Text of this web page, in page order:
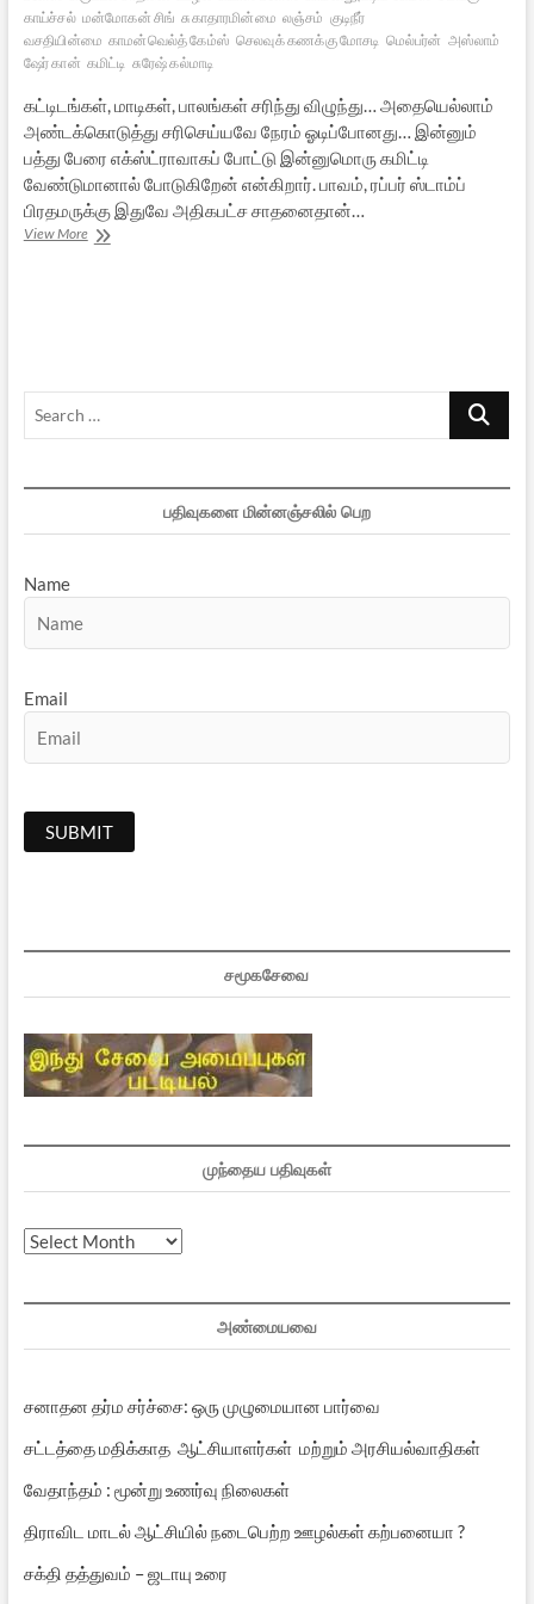
காய்ச்சல் மன்மோகன் சிங் சுகாதாரமின்மை லஞ்சம் குடிநீர்
வசதியின்மை காமன்வெல்த் கேம்ஸ் செலவுக் கணக்கு மோசடி மெல்பர்ன் அஸ்லாம்
ஷேர் கான் கமிட்டி சுரேஷ் கல்மாடி
கட்டிடங்கள், மாடிகள், பாலங்கள் சரிந்து விழுந்து… அதையெல்லாம்
அண்டக்கொடுத்து சரிசெய்யவே நேரம் ஓடிப்போனது… இன்னும்
பத்து பேரை எக்ஸ்ட்ராவாகப் போட்டு இன்னுமொரு கமிட்டி
வேண்டுமானால் போடுகிறேன் என்கிறார். பாவம், ரப்பர் ஸ்டாம்ப்
பிரதமருக்கு இதுவே அதிகபட்ச சாதனைதான்…
View Moreஎன்ன,
Search
பதிவுகளை மின்னஞ்சலில் பெற
Name
Email
சமூகசேவை
முந்தைய பதிவுகள்
முந்தைய
அண்மையவை
சனாதன தர்ம சர்ச்சை: ஒரு முழுமையான பார்வை
சட்டத்தை மதிக்காத ஆட்சியாளர்கள் மற்றும் அரசியல்வாதிகள்
வேதாந்தம் : மூன்று உணர்வு நிலைகள்
திராவிட மாடல் ஆட்சியில் நடைபெற்ற ஊழல்கள் கற்பனையா ?
சக்தி தத்துவம் – ஜடாயு உரை